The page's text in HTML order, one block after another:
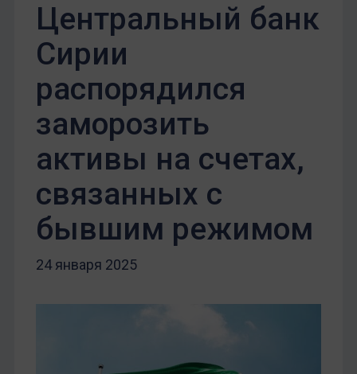
Центральный банк
Сирии
распорядился
заморозить
активы на счетах,
связанных с
бывшим режимом
24 января 2025